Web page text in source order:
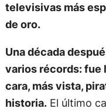
televisivas más
de oro.
Una década
varios récords: fue
cara, más vista,
historia.El último